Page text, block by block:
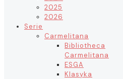
2025
2026
Serie
Carmelitana
Bibliotheca
Carmelitana
ESGA
Klasyka